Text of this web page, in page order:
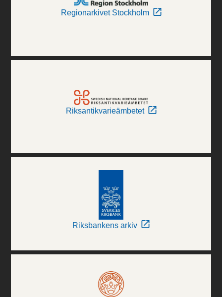
Regionarkivet Stockholm
Riksantikvarieämbetet
Riksbankens arkiv